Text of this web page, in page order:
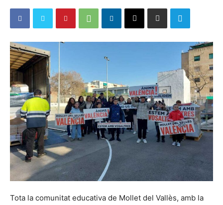
Tota la comunitat educativa de Mollet del Vallès, amb la